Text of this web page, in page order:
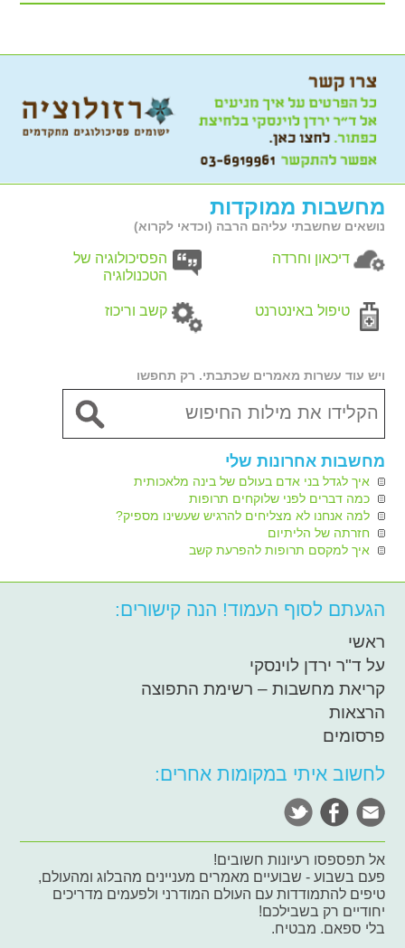
מחשבות ממוקדות
נושאים שחשבתי עליהם הרבה (וכדאי לקרוא)
דיכאון וחרדה
הפסיכולוגיה של
הטכנולוגיה
טיפול באינטרנט קשב וריכוז
ויש עוד עשרות מאמרים שכתבתי. רק תחפשו
מחשבות אחרונות שלי
איך לגדל בני אדם בעולם של בינה מלאכותית
כמה דברים לפני שלוקחים תרופות
למה אנחנו לא מצליחים להרגיש שעשינו מספיק?
חזרתה של הליתיום
איך למקסם תרופות להפרעת קשב
הגעתם לסוף העמוד! הנה קישורים:
ראשי
על ד"ר ירדן לוינסקי
קריאת מחשבות – רשימת התפוצה
הרצאות
פרסומים
לחשוב איתי במקומות אחרים:
אל תפספסו רעיונות חשובים!
פעם בשבוע - שבועיים מאמרים מעניינים מהבלוג ומהעולם,
טיפים להתמודדות עם העולם המודרני ולפעמים מדריכים
יחודיים רק בשבילכם!
בלי ספאם. מבטיח.